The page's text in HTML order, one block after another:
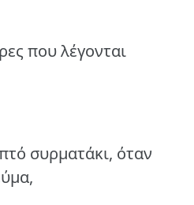
που λέγονται
συρματάκι, όταν